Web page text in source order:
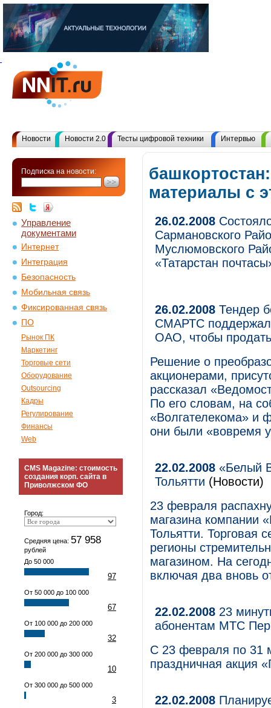
Новости Новости 2.0 Тесты цифровой техники Интервью
Подписка на новости:
Управление
документами
Интернет
Интеграция
Безопасность
Мобильная связь
Фиксированная связь
ПО
Рынок ПК
Маркетинг
Торговые сети
Оборудование
Outsourcing
Кадры
Регулирование
Финансы
Web
CMS Magazine: стоимость
создания корп. сайта в
Приволжском ФО
Город:
Средняя цена: 57 958
рублей
До 50 000
97
От 50 000 до 100 000
67
От 100 000 до 200 000
32
От 200 000 до 300 000
10
От 300 000 до 500 000
3
материалы с
26.02.2008
Сармановского
Муслюмовского
«Татарстан
26.02.2008 Тендер
СМАРТС
ОАО, чтобы
Решение о
акционерами,
рассказал
По его словам, на
«Волгателекома»
они были «вовремя
22.02.2008 «Белый
Тольятти (Новости)
23 февраля
магазина компании
Тольятти. Торговая
регионы
магазином. На
включая два вновь
22.02.2008 23
абонентам МТС
С 23 февраля по 31
праздничная акция
22.02.2008